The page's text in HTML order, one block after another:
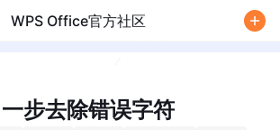
WPS Office官方社区
步去除错误字符